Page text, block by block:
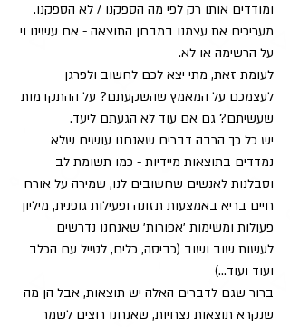
ומודדים אותו רק לפי מה הספקנו / לא הספקנו.
מעריכים את עצמנו במבחן התוצאה - אם עשינו וי
על הרשימה או לא.
לעומת זאת, מתי יצא לכם לחשוב ולפרגן
לעצמכם על המאמץ שהשקעתם? על ההתקדמות
שעשיתם? גם אם עוד לא הגעתם ליעד.
יש כל כך הרבה דברים שאנחנו עושים שלא
נמדדים בתוצאות מיידיות - כמו תשומת לב
וסבלנות לאנשים שחשובים לנו, שמירה על אורח
חיים בריא באמצעות תזונה ופעילות גופנית, מיליון
פעולות ומשימות ׳אפורות׳ שאנחנו נדרשים
לעשות שוב ושוב (כביסה, כלים, לטייל עם הכלב
ועוד ועוד…)
ברור שגם לדברים האלה יש תוצאות, אבל הן מה
שנקרא תוצאות נצחיות, שאנחנו רוצים לשמר